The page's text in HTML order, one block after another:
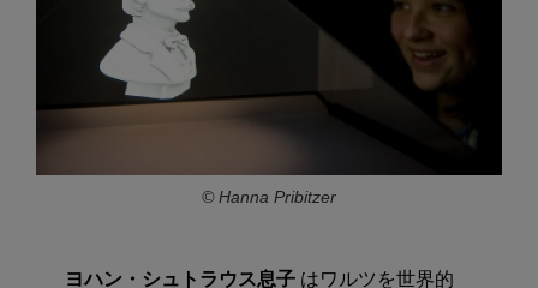
© Hanna Pribitzer
ヨハン・シュトラウス息子 はワルツを世界的